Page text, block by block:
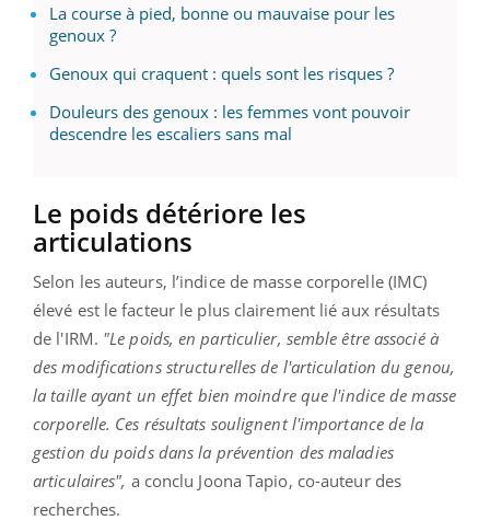
La course à pied, bonne ou mauvaise pour les
genoux ?
Genoux qui craquent : quels sont les risques ?
Douleurs des genoux : les femmes vont pouvoir
descendre les escaliers sans mal
Le poids détériore les
articulations
Selon les auteurs, l’indice de masse corporelle (IMC)
élevé est le facteur le plus clairement lié aux résultats
de l'IRM. "Le poids, en particulier, semble être associé à
des modifications structurelles de l'articulation du genou,
la taille ayant un effet bien moindre que l'indice de masse
corporelle. Ces résultats soulignent l'importance de la
gestion du poids dans la prévention des maladies
articulaires", a conclu Joona Tapio, co-auteur des
recherches.